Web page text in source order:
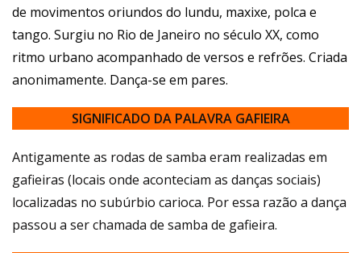
de movimentos oriundos do lundu, maxixe, polca e
tango. Surgiu no Rio de Janeiro no século XX, como
ritmo urbano acompanhado de versos e refrões. Criada
anonimamente. Dança-se em pares.
SIGNIFICADO DA PALAVRA GAFIEIRA
Antigamente as rodas de samba eram realizadas em
gafieiras (locais onde aconteciam as danças sociais)
localizadas no subúrbio carioca. Por essa razão a dança
passou a ser chamada de samba de gafieira.